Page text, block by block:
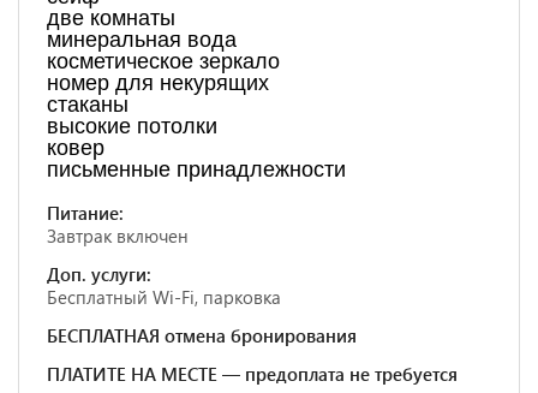
две комнаты
минеральная вода
косметическое зеркало
номер для некурящих
стаканы
высокие потолки
ковер
письменные принадлежности
Питание:
Завтрак включен
Доп. услуги:
Бесплатный Wi-Fi, парковка
БЕСПЛАТНАЯ отмена бронирования
ПЛАТИТЕ НА МЕСТЕ — предоплата не требуется